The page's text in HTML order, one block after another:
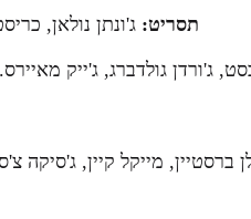
תסריט: ג'ונתן נולאן,
ג'ורדן גולדברג, ג'ייק מאיירס.
ברסטיין, מייקל קיין, ג'סיקה